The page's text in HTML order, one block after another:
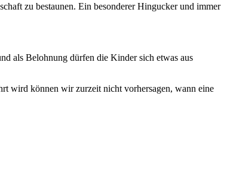
zu bestaunen. Ein besonderer Hingucker und immer
als Belohnung dürfen die Kinder sich etwas aus
wird können wir zurzeit nicht vorhersagen, wann eine